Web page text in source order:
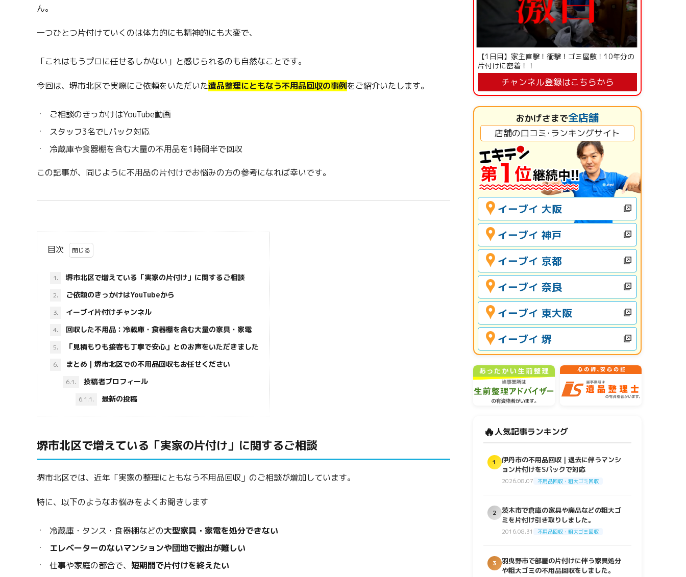
ん。
一つひとつ片付けていくのは体力的にも精神的にも大変で、
「これはもうプロに任せるしかない」と感じられるのも自然なことです。
今回は、堺市北区で実際にご依頼をいただいた遺品整理にともなう不用品回収の事例をご紹介いたします。
ご相談のきっかけはYouTube動画
スタッフ3名でLパック対応
冷蔵庫や食器棚を含む大量の不用品を1時間半で回収
この記事が、同じように不用品の片付けでお悩みの方の参考になれば幸いです。
目次
1. 堺市北区で増えている「実家の片付け」に関するご相談
2. ご依頼のきっかけはYouTubeから
3. イーブイ片付けチャンネル
4. 回収した不用品：冷蔵庫・食器棚を含む大量の家具・家電
5. 「見積もりも接客も丁寧で安心」とのお声をいただきました
6. まとめ｜堺市北区での不用品回収もお任せください
6.1. 投稿者プロフィール
6.1.1. 最新の投稿
堺市北区で増えている「実家の片付け」に関するご相談
堺市北区では、近年「実家の整理にともなう不用品回収」のご相談が増加しています。
特に、以下のようなお悩みをよくお聞きします
冷蔵庫・タンス・食器棚などの大型家具・家電を処分できない
エレベーターのないマンションや団地で搬出が難しい
仕事や家庭の都合で、 短期間で片付けを終えたい
【1日目】家主直撃！衝撃！ゴミ屋敷！10年分の
片付けに密着！！
チャンネル登録はこちらから
おかげさまで全店舗
店舗の口コミ･ランキングサイト
イーブイ 大阪
イーブイ 神戸
イーブイ 京都
イーブイ 奈良
イーブイ 東大阪
イーブイ 堺
🔥人気記事ランキング
1
伊丹市の不用品回収｜退去に伴うマンシ
ョン片付けをSパックで対応
2026.08.07 不用品回収・粗大ゴミ回収
2
茨木市で倉庫の家具や廃品などの粗大ゴ
ミを片付け引き取りしました。
2016.08.31 不用品回収・粗大ゴミ回収
3
羽曳野市で部屋の片付けに伴う家具処分
や粗大ゴミの不用品回収をしました。